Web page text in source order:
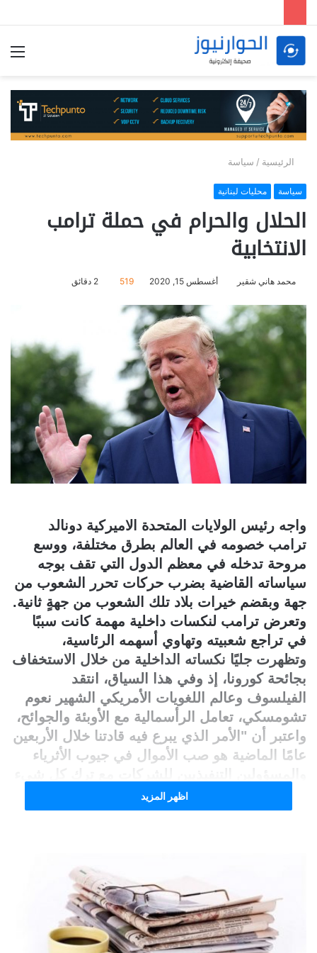
الرئيسية / سياسة
سياسة محليات لبنانية
الحلال والحرام في حملة ترامب
الانتخابية
محمد هاني شقير أغسطس 15, 2020 519
واجه رئيس الولايات المتحدة الاميركية دونالد
ترامب خصومه في العالم بطرق مختلفة، ووسع
مروحة تدخله في معظم الدول التي تقف بوجه
سياساته القاضية بضرب حركات تحرر الشعوب من
جهة وبقضم خيرات بلاد تلك الشعوب من جهةٍ ثانية.
وتعرض ترامب لنكسات داخلية مهمة كانت سببًا
في تراجع شعبيته وتهاوي أسهمه الرئاسية،
وتظهرت جليًا نكساته الداخلية من خلال الاستخفاف
بجائحة كورونا، إذ وفي هذا السياق، انتقد
الفيلسوف وعالم اللغويات الأمريكي الشهير نعوم
تشومسكي، تعامل الرأسمالية مع الأوبئة والجوائح،
واعتبر أن "الأمر الذي يبرع فيه قادتنا خلال الأربعين
عامًا الماضية هو صب الأموال في جيوب الأثرياء
وقد كان لافتًا عجز الادارة الاميركية عن التعامل
وظائفهم، ومن المتوقع أن يصل معدل البطالة إلى
12.6%، وهو أعلى مستوى منذ أربعينيات القرن
الماضي، وفقاً لمتوسط التوقعات في الدراسة
الشهرية التي تجريها مؤسسة "بلومبرج" عبر
استطلاع آراء 69 خبيرا اقتصاديا، والتي أشارت الى
اظهر المزيد